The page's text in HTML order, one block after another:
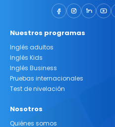
Nuestros programas
Inglés adultos
Inglés Kids
Inglés Business
Pruebas internacionales
Test de nivelación
Nosotros
Quiénes somos